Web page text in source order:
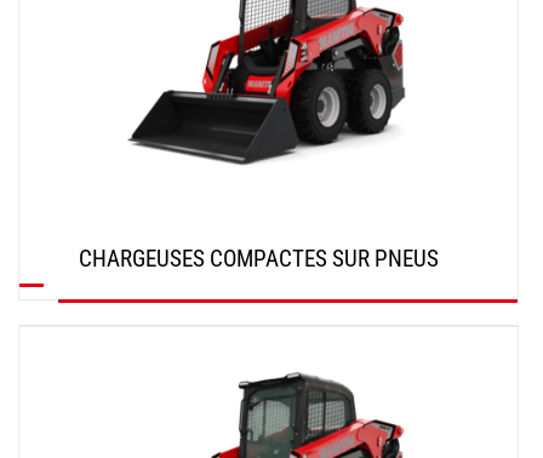
CHARGEUSES COMPACTES SUR PNEUS